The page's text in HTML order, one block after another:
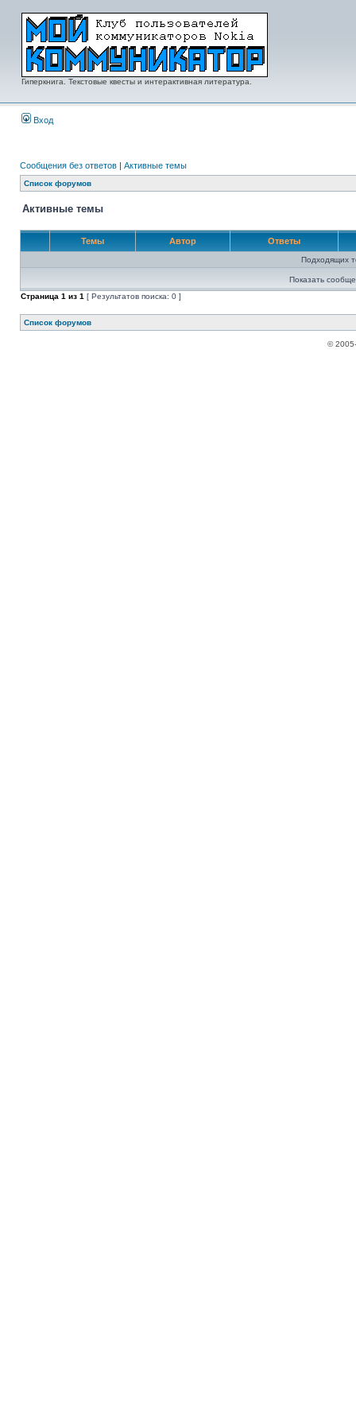
Гиперкнига. Текстовые квесты и интерактивная литература.
Вход
Сообщения без ответов | Активные темы
Список форумов
Активные темы
Темы Автор Ответы
Подходящих
Показать
Страница 1 из 1 [ Результатов поиска: 0 ]
Список форумов
©